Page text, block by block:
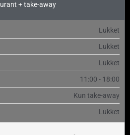
+ take-away
Lukket
Lukket
Lukket
11:00 - 18:00
Kun take-away
Lukket